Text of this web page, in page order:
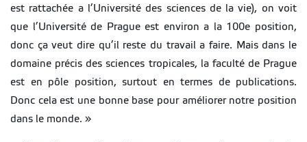
est rattachée a l’Université des sciences de la vie), on voit
que l’Université de Prague est environ a la 100e position,
donc ça veut dire qu’il reste du travail a faire. Mais dans le
domaine précis des sciences tropicales, la faculté de Prague
est en pôle position, surtout en termes de publications.
Donc cela est une bonne base pour améliorer notre position
dans le monde. »